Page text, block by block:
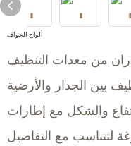
ألواح الحواف
من معدات التنظيف
والشكل مع إطارات
لتتناسب مع التفاصيل